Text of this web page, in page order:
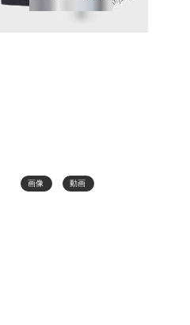
画像 動画